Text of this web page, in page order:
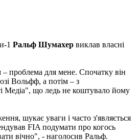
1 Ральф Шумахер виклав власні
проблема для мене. Спочатку він
Вольфф, а потім – з
Медіа", що ледь не коштувало йому
шукає уваги і часто з'являється
FIA подумати про когось
вічно", - наголосив Ральф.